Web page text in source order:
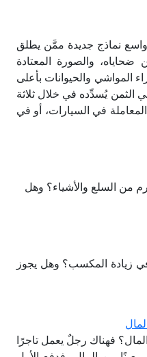
نماذج جديدة ممَّن يطلق
والصورة المعتادة
المواشي والحيوانات بأعلى
الثمن يُسدِّده في خلال ثلاثة
في السيارات، أو في
من السلع والأشياء؟ وهل
زيادة المكسب؟ وهل يجوز
فهناك رجلٌ يعمل تاجرًا